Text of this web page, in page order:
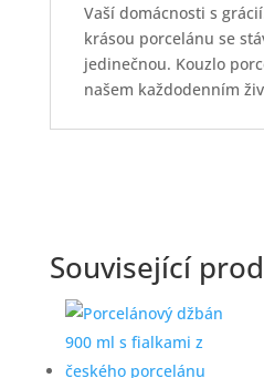
Vaší domácnosti s
krásou porcelánu se
jedinečnou. Kouzlo
našem každodenním
Související